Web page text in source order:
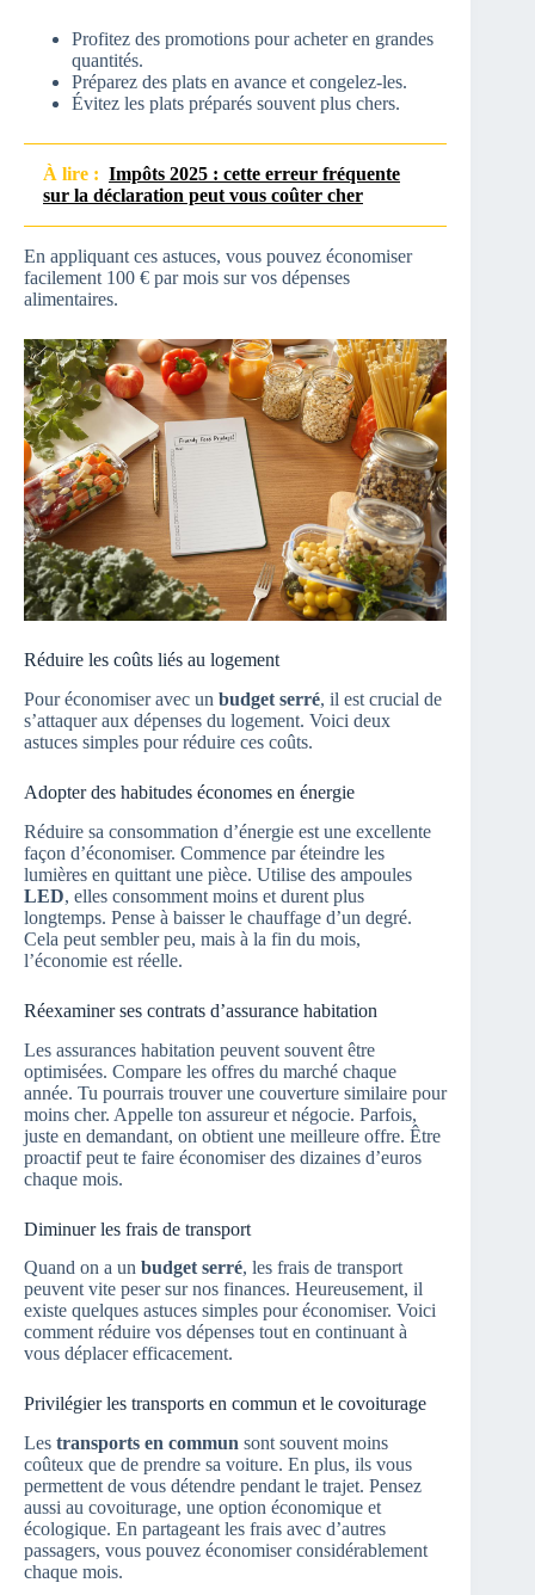
Profitez des promotions pour acheter en grandes
quantités.
Préparez des plats en avance et congelez-les.
Évitez les plats préparés souvent plus chers.
À lire : Impôts 2025 : cette erreur fréquente
sur la déclaration peut vous coûter cher
En appliquant ces astuces, vous pouvez économiser
facilement 100 € par mois sur vos dépenses
alimentaires.
Réduire les coûts liés au logement
Pour économiser avec un budget serré, il est crucial de
s’attaquer aux dépenses du logement. Voici deux
astuces simples pour réduire ces coûts.
Adopter des habitudes économes en énergie
Réduire sa consommation d’énergie est une excellente
façon d’économiser. Commence par éteindre les
lumières en quittant une pièce. Utilise des ampoules
LED, elles consomment moins et durent plus
longtemps. Pense à baisser le chauffage d’un degré.
Cela peut sembler peu, mais à la fin du mois,
l’économie est réelle.
Réexaminer ses contrats d’assurance habitation
Les assurances habitation peuvent souvent être
optimisées. Compare les offres du marché chaque
année. Tu pourrais trouver une couverture similaire pour
moins cher. Appelle ton assureur et négocie. Parfois,
juste en demandant, on obtient une meilleure offre. Être
proactif peut te faire économiser des dizaines d’euros
chaque mois.
Diminuer les frais de transport
Quand on a un budget serré, les frais de transport
peuvent vite peser sur nos finances. Heureusement, il
existe quelques astuces simples pour économiser. Voici
comment réduire vos dépenses tout en continuant à
vous déplacer efficacement.
Privilégier les transports en commun et le covoiturage
Les transports en commun sont souvent moins
coûteux que de prendre sa voiture. En plus, ils vous
permettent de vous détendre pendant le trajet. Pensez
aussi au covoiturage, une option économique et
écologique. En partageant les frais avec d’autres
passagers, vous pouvez économiser considérablement
chaque mois.